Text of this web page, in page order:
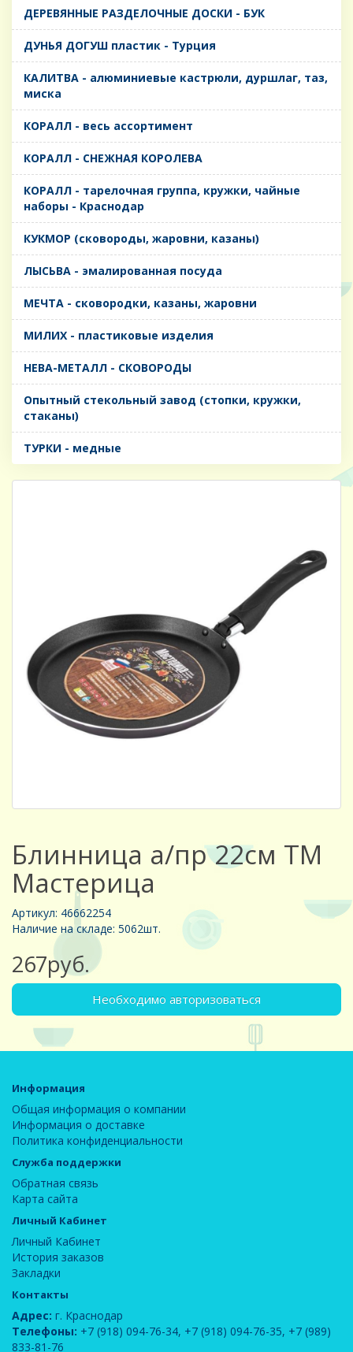
ДЕРЕВЯННЫЕ РАЗДЕЛОЧНЫЕ ДОСКИ - БУК
ДУНЬЯ ДОГУШ пластик - Турция
КАЛИТВА - алюминиевые кастрюли, дуршлаг, таз,
миска
КОРАЛЛ - весь ассортимент
КОРАЛЛ - СНЕЖНАЯ КОРОЛЕВА
КОРАЛЛ - тарелочная группа, кружки, чайные
наборы - Краснодар
КУКМОР (сковороды, жаровни, казаны)
ЛЫСЬВА - эмалированная посуда
МЕЧТА - сковородки, казаны, жаровни
МИЛИХ - пластиковые изделия
НЕВА-МЕТАЛЛ - СКОВОРОДЫ
Опытный стекольный завод (стопки, кружки,
стаканы)
ТУРКИ - медные
Блинница а/пр 22см ТМ
Мастерица
Артикул: 46662254
Наличие на складе: 5062шт.
267руб.
Необходимо авторизоваться
Информация
Общая информация о компании
Информация о доставке
Политика конфиденциальности
Служба поддержки
Обратная связь
Карта сайта
Личный Кабинет
Личный Кабинет
История заказов
Закладки
Контакты
Адрес: г. Краснодар
Телефоны: +7 (918) 094-76-34, +7 (918) 094-76-35, +7 (989)
833-81-76